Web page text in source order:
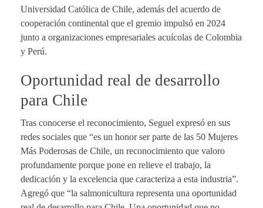
Universidad Católica de Chile, además del acuerdo de
cooperación continental que el gremio impulsó en 2024
junto a organizaciones empresariales acuícolas de Colombia
y Perú.
Oportunidad real de desarrollo
para Chile
Tras conocerse el reconocimiento, Seguel expresó en sus
redes sociales que “es un honor ser parte de las 50 Mujeres
Más Poderosas de Chile, un reconocimiento que valoro
profundamente porque pone en relieve el trabajo, la
dedicación y la excelencia que caracteriza a esta industria”.
Agregó que “la salmonicultura representa una oportunidad